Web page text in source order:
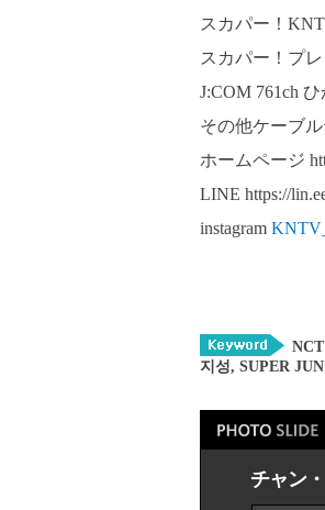
スカパー！
スカパー！プ
J:COM 761ch
その他ケーブ
ホームページ
LINE https://
instagram
지성, SUPER
チャン